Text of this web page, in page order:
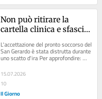
Non può ritirare la
cartella clinica e sfascia
San Gerardo
L'accettazione del pronto soccorso del
San Gerardo è stata distrutta durante
uno scatto d'ira Per approfondire:
Articolo: Aggressione al...
15.07.2026
10
Il Giorno